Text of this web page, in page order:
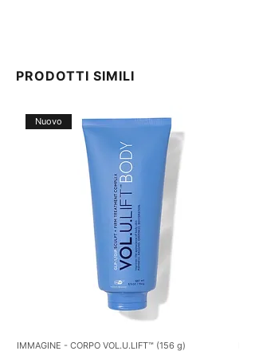
PRODOTTI SIMILI
Nuovo
IMMAGINE - CORPO VOL.U.LIFT™ (156 g)